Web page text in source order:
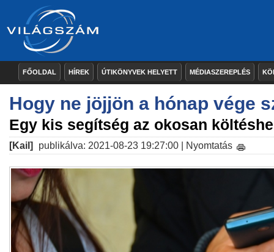
FŐOLDAL HÍREK ÚTIKÖNYVEK HELYETT MÉDIASZEREPLÉS
Hogy ne jöjjön a hónap vége
Egy kis segítség az okosan
[Kail] publikálva: 2021-08-23 19:27:00 | Nyomtatás